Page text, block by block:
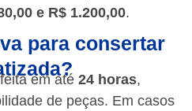
e R$ 1.200,00.
para consertar
em até 24 horas,
de peças. Em casos